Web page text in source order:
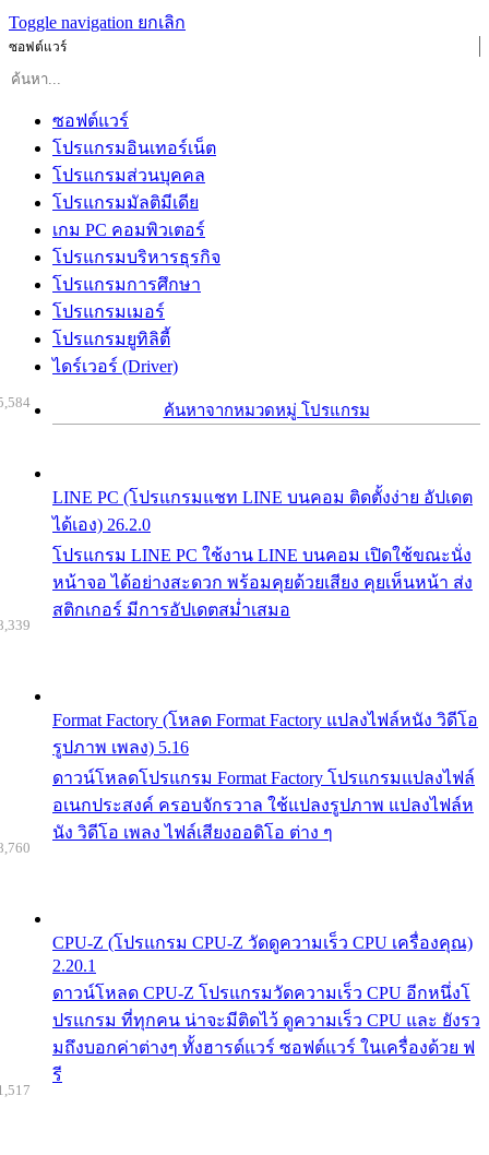
Toggle navigation ยกเลิก
ซอฟต์แวร์
ซอฟต์แวร์
โปรแกรมอินเทอร์เน็ต
โปรแกรมส่วนบุคคล
โปรแกรมมัลติมีเดีย
เกม PC คอมพิวเตอร์
โปรแกรมบริหารธุรกิจ
โปรแกรมการศึกษา
โปรแกรมเมอร์
โปรแกรมยูทิลิตี้
ไดร์เวอร์ (Driver)
ค้นหาจากหมวดหมู่ โปรแกรม
LINE PC (โปรแกรมแชท LINE บนคอม ติดตั้งง่าย อัปเดต
ได้เอง) 26.2.0
โปรแกรม LINE PC ใช้งาน LINE บนคอม เปิดใช้ขณะนั่ง
หน้าจอ ได้อย่างสะดวก พร้อมคุยด้วยเสียง คุยเห็นหน้า ส่ง
สติกเกอร์ มีการอัปเดตสม่ำเสมอ
Format Factory (โหลด Format Factory แปลงไฟล์หนัง วิดีโอ
รูปภาพ เพลง) 5.16
ดาวน์โหลดโปรแกรม Format Factory โปรแกรมแปลงไฟล์
อเนกประสงค์ ครอบจักรวาล ใช้แปลงรูปภาพ แปลงไฟล์ห
นัง วิดีโอ เพลง ไฟล์เสียงออดิโอ ต่าง ๆ
CPU-Z (โปรแกรม CPU-Z วัดดูความเร็ว CPU เครื่องคุณ)
2.20.1
ดาวน์โหลด CPU-Z โปรแกรมวัดความเร็ว CPU อีกหนึ่งโ
ปรแกรม ที่ทุกคน น่าจะมีติดไว้ ดูความเร็ว CPU และ ยังรว
มถึงบอกค่าต่างๆ ทั้งฮารด์แวร์ ซอฟต์แวร์ ในเครื่องด้วย ฟ
รี